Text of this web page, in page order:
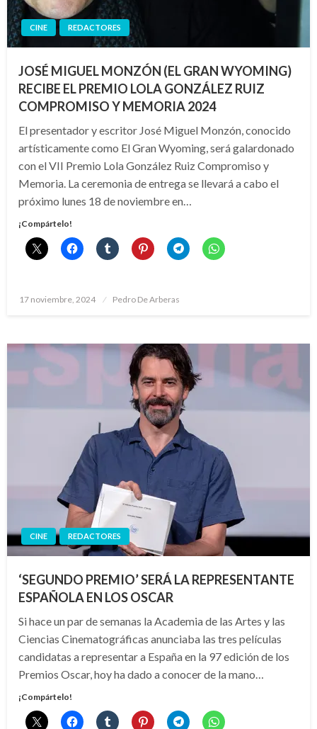
CINE REDACTORES
JOSÉ MIGUEL MONZÓN (EL GRAN WYOMING)
RECIBE EL PREMIO LOLA GONZÁLEZ RUIZ
COMPROMISO Y MEMORIA 2024
El presentador y escritor José Miguel Monzón, conocido
artísticamente como El Gran Wyoming, será galardonado
con el VII Premio Lola González Ruiz Compromiso y
Memoria. La ceremonia de entrega se llevará a cabo el
próximo lunes 18 de noviembre en…
¡Compártelo!
Publicado
17 noviembre, 2024 Pedro De Arberas
CINE REDACTORES
‘SEGUNDO PREMIO’ SERÁ LA REPRESENTANTE
ESPAÑOLA EN LOS OSCAR
Si hace un par de semanas la Academia de las Artes y las
Ciencias Cinematográficas anunciaba las tres películas
candidatas a representar a España en la 97 edición de los
Premios Oscar, hoy ha dado a conocer de la mano…
¡Compártelo!